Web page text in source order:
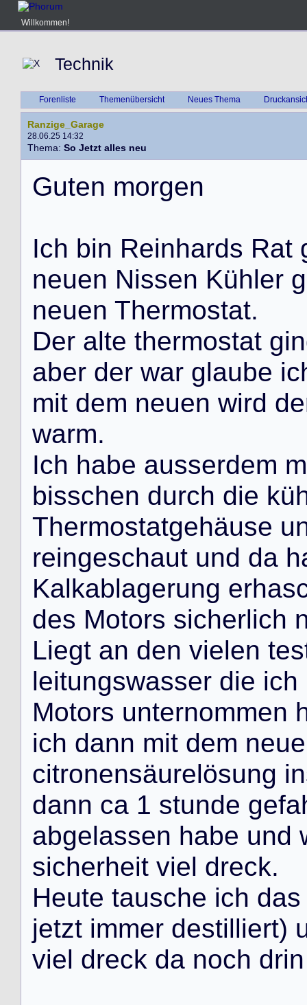
Willkommen!
Technik
Forenliste Themenübersicht Neues Thema
Ranzige_Garage
28.06.25 14:32
Thema: So Jetzt alles neu
Guten morgen
Ich bin Reinhards Rat
neuen Nissen Kühler g
neuen Thermostat.
Der alte thermostat gin
aber der war glaube ic
mit dem neuen wird de
warm.
Ich habe ausserdem m
bisschen durch die kü
Thermostatgehäuse u
reingeschaut und da h
Kalkablagerung erhas
des Motors sicherlich
Liegt an den vielen tes
leitungswasser die ich
Motors unternommen
ich dann mit dem neue
citronensäurelösung in
dann ca 1 stunde gefa
abgelassen habe und
sicherheit viel dreck.
Heute tausche ich das
jetzt immer destilliert)
viel dreck da noch drin